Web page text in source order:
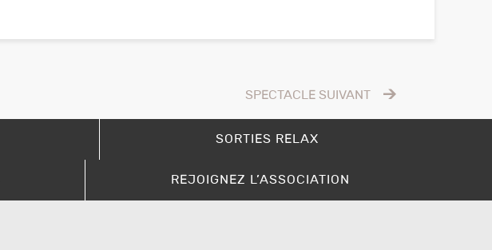
SPECTACLE SUIVANT
SORTIES RELAX
REJOIGNEZ L’ASSOCIATION